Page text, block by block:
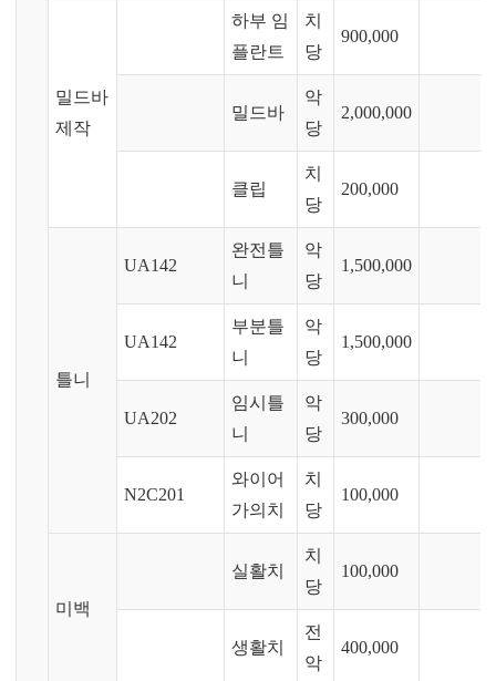
밀드바
제작
하부 임
플란트
치
당
900,000
밀드바
악
당
2,000,000
클립
치
당
200,000
틀니
UA142
완전틀
니
악
당
1,500,000
UA142
부분틀
니
악
당
1,500,000
UA202
임시틀
니
악
당
300,000
N2C201
와이어
가의치
치
당
100,000
미백
실활치
치
당
100,000
생활치
전
악
400,000